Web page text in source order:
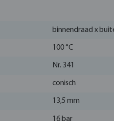
binnendraad x
100 °C
Nr. 341
conisch
13,5 mm
16 bar